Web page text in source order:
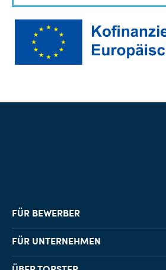
FÜR BEWERBER
Job-Finder
Karriereberatung
FÜR UNTERNEHMEN
Personalvermittlung